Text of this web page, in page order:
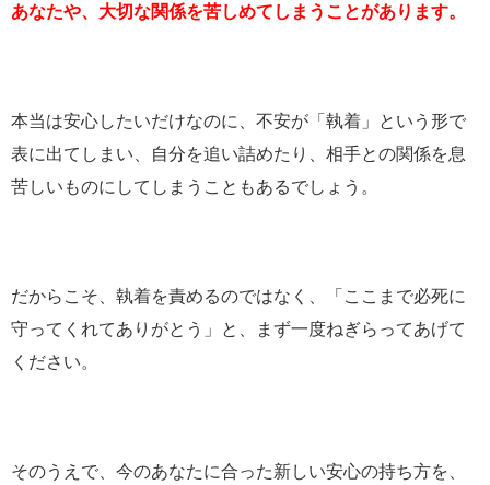
あなたや、大切な関係を苦しめてしまうことがあります。
本当は安心したいだけなのに、不安が「執着」という形で
表に出てしまい、自分を追い詰めたり、相手との関係を息
苦しいものにしてしまうこともあるでしょう。
だからこそ、執着を責めるのではなく、「ここまで必死に
守ってくれてありがとう」と、まず一度ねぎらってあげて
ください。
そのうえで、今のあなたに合った新しい安心の持ち方を、